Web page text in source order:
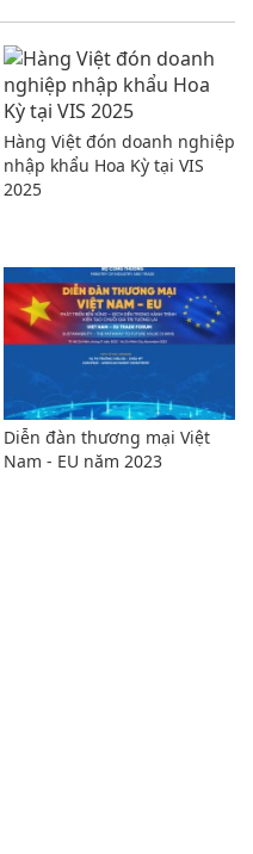
Hàng Việt đón doanh nghiệp
nhập khẩu Hoa Kỳ tại VIS
2025
Diễn đàn thương mại Việt
Nam - EU năm 2023